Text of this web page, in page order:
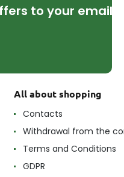
to your email
All about shopping
Contacts
Withdrawal from the
Terms and Conditions
GDPR